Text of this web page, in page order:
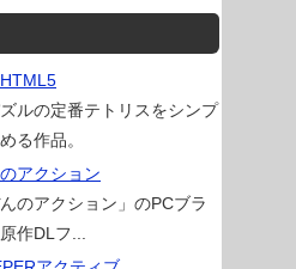
ルの定番テトリスをシンプ
る作品。
アクション
んのアクション」のPCブラ
作DLフ...